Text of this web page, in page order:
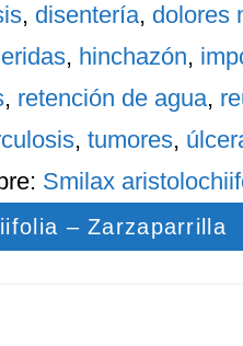
, disentería, dolores
, hinchazón,
, retención de agua,
, tumores,
Smilax
– Zarzaparrilla